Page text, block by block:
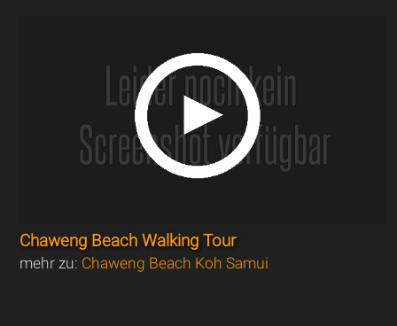
Chaweng Beach Walking Tour
mehr zu: Chaweng Beach Koh Samui